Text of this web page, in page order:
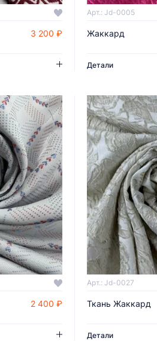
3 200 ₽
Арт.: Jd-0005
Жаккард
Детали
2 400 ₽
Арт.: Jd-0027
Ткань Жаккард
Детали